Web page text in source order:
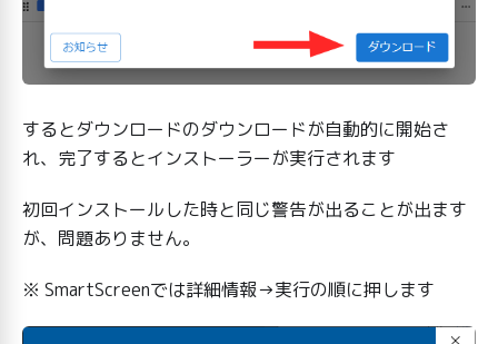
するとダウンロードのダウンロードが自動的に開始さ
れ、完了するとインストーラーが実行されます
初回インストールした時と同じ警告が出ることが出ます
が、問題ありません。
※ SmartScreenでは詳細情報→実行の順に押します